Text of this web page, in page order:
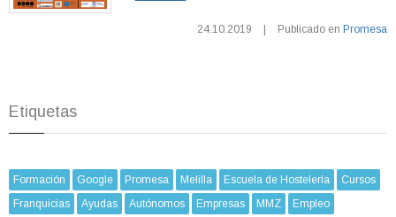
24.10.2019 Publicado en Promesa
Etiquetas
Formación Google Promesa Melilla Escuela de Hostelería
Cursos
Franquicias
Ayudas Autónomos Empresas MMZ
Empleo